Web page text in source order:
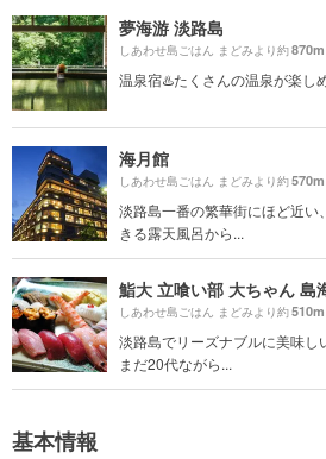
夢海游 淡路島
しあわせ島ごはん まどみより約870m
温泉宿♨️たくさんの温泉が楽し
海月館
しあわせ島ごはん まどみより約570m
淡路島一番の繁華街にほど近
きる露天風呂から...
鮨大 立喰い部 大ちゃん 島
しあわせ島ごはん まどみより約510m
淡路島でリーズナブルに美味し
まだ20代ながら...
基本情報